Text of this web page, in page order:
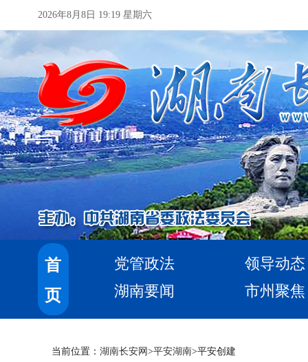
2026年8月8日 19:19 星期六
首
页
党管政法
领导动态
湖南要闻
市州聚焦
当前位置： 湖南长安网 >平安湖南>平安创建